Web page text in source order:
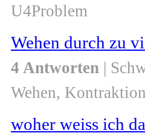
U4Problem
Wehen durch zu
4 Antworten |
Wehen,
woher weiss ich